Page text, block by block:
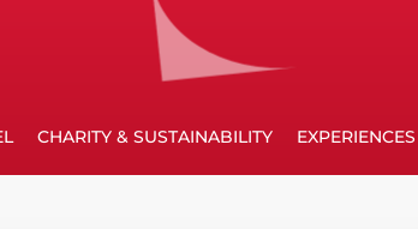
CHARITY & SUSTAINABILITY EXPERIENCES